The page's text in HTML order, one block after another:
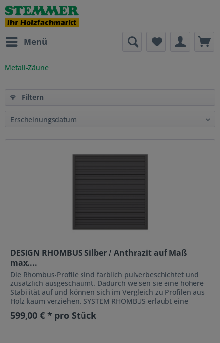
Menü
Metall-Zäune
Filtern
DESIGN RHOMBUS Silber / Anthrazit auf Maß
max....
Die Rhombus-Profile sind farblich pulverbeschichtet und
zusätzlich ausgeschäumt. Dadurch weisen sie eine höhere
Stabilität auf und können sich im Vergleich zu Profilen aus
Holz kaum verziehen. SYSTEM RHOMBUS erlaubt eine
599,00 € * pro Stück